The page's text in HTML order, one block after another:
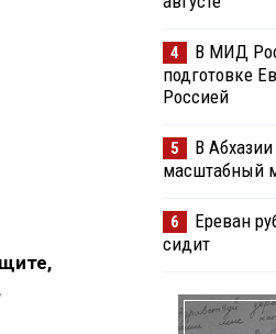
4
В МИД
подготовке
Россией
5
В
масштабный
6
Ереван
сидит